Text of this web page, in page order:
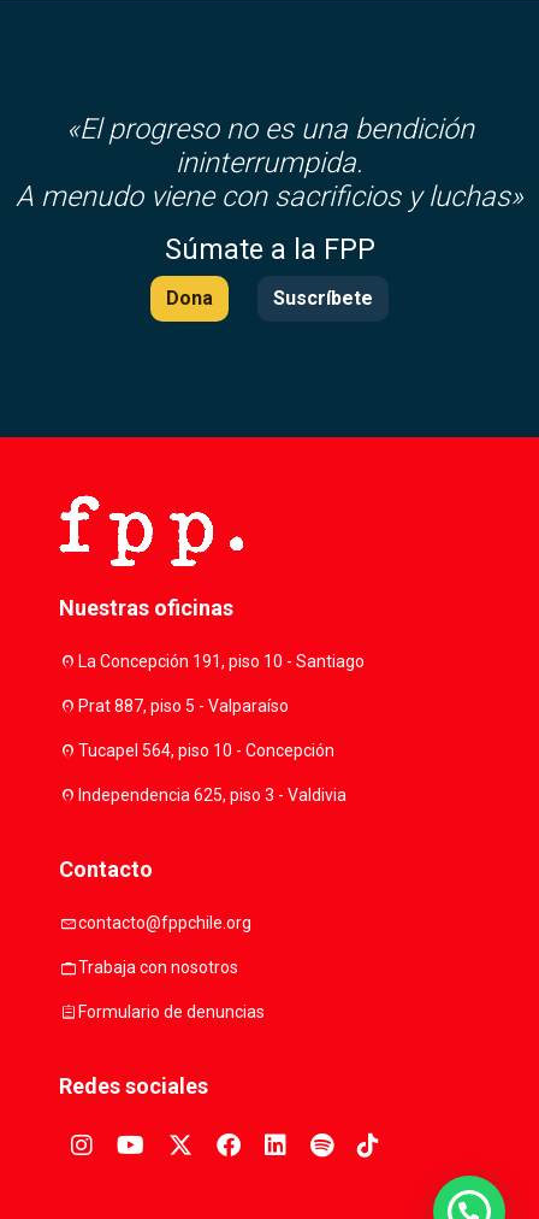
«El progreso no es una bendición
ininterrumpida.
A menudo viene con sacrificios y luchas»
Súmate a la FPP
Dona Suscríbete
Nuestras oficinas
location_onLa Concepción 191, piso 10 - Santiago
location_onPrat 887, piso 5 - Valparaíso
location_onTucapel 564, piso 10 - Concepción
location_onIndependencia 625, piso 3 - Valdivia
Contacto
mailcontacto@fppchile.org
workTrabaja con nosotros
assignmentFormulario de denuncias
Redes sociales